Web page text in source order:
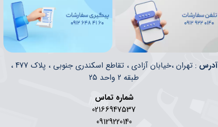
​​آدرس
: تهران ،خیابان آزادی ، تقاطع اسکندری جنوبی ، پلاک 477 ،
طبقه 2 واحد 25
شماره تماس
02166947537
09129220140